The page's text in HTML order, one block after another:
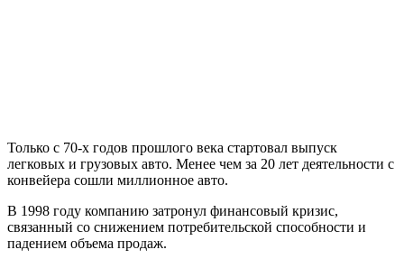
Только с 70-х годов прошлого века стартовал выпуск
легковых и грузовых авто. Менее чем за 20 лет деятельности с
конвейера сошли миллионное авто.
В 1998 году компанию затронул финансовый кризис,
связанный со снижением потребительской способности и
падением объема продаж.